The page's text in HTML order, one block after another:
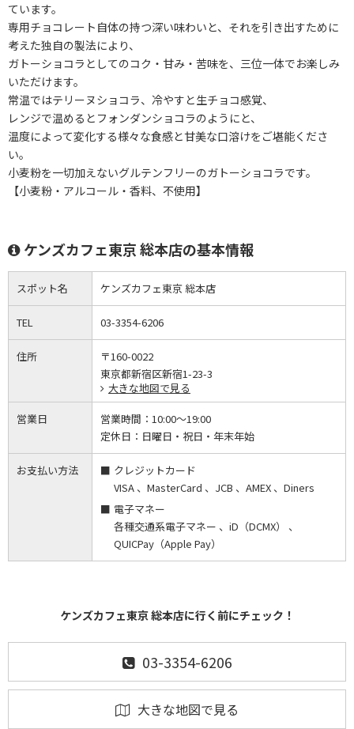
ています。
専用チョコレート自体の持つ深い味わいと、それを引き出すために
考えた独自の製法により、
ガトーショコラとしてのコク・甘み・苦味を、三位一体でお楽しみ
いただけます。
常温ではテリーヌショコラ、冷やすと生チョコ感覚、
レンジで温めるとフォンダンショコラのようにと、
温度によって変化する様々な食感と甘美な口溶けをご堪能くださ
い。
小麦粉を一切加えないグルテンフリーのガトーショコラです。
【小麦粉・アルコール・香料、不使用】
ケンズカフェ東京 総本店の基本情報
スポット名 ケンズカフェ東京 総本店
TEL 03-3354-6206
住所
〒160-0022
東京都新宿区新宿1-23-3
大きな地図で見る
営業日 営業時間： 10:00～19:00
定休日： 日曜日・祝日・年末年始
お支払い方法
クレジットカード
VISA 、MasterCard 、JCB 、AMEX 、Diners
電子マネー
各種交通系電子マネー 、iD（DCMX） 、
QUICPay（Apple Pay）
ケンズカフェ東京 総本店に行く前にチェック！
03-3354-6206
大きな地図で見る